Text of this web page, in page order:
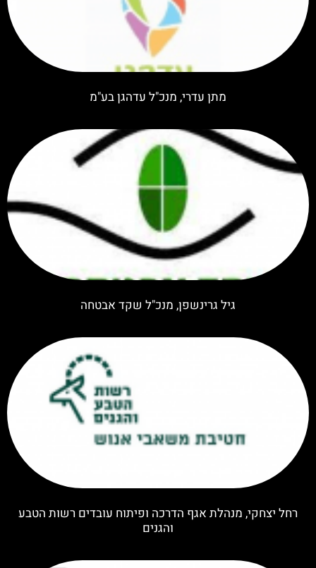
מתן עדרי, מנכ"ל עדהגן בע"מ
גיל גרינשפן, מנכ"ל שקד אבטחה
רחל יצחקי, מנהלת אגף הדרכה ופיתוח עובדים רשות הטבע
והגנים